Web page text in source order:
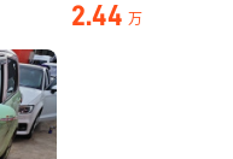
2.44 万